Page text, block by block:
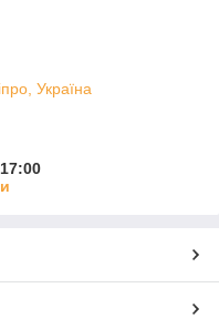
Україна